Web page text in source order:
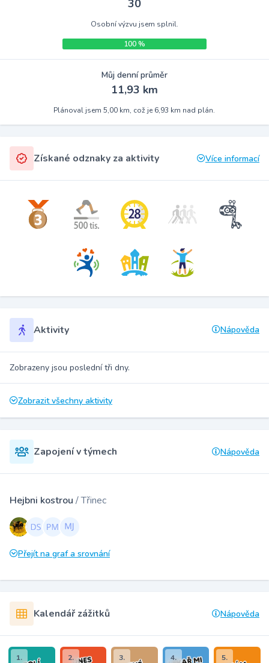
30
Osobní výzvu jsem splnil.
100 %
Můj denní průměr
11,93 km
Plánoval jsem 5,00 km, což je 6,93 km nad plán.
Získané odznaky za aktivity Více informací
Aktivity Nápověda
Zobrazeny jsou poslední tři dny.
Zobrazit všechny aktivity
Zapojení v týmech Nápověda
Hejbni kostrou / Třinec
Přejít na graf a srovnání
Kalendář zážitků Nápověda
1. 2. 3. 4. 5.